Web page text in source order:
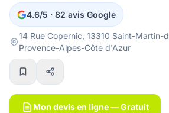
4.6/5 · 82 avis Google
14 Rue Copernic, 13310 Saint-
Provence-Alpes-Côte d'Azur
Mon devis en ligne — Gratuit